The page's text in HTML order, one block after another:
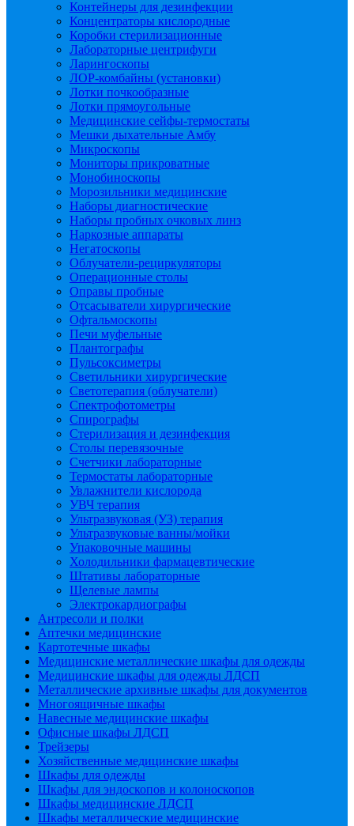
Контейнеры для дезинфекции
Концентраторы кислородные
Коробки стерилизационные
Лабораторные центрифуги
Ларингоскопы
ЛОР-комбайны (установки)
Лотки почкообразные
Лотки прямоугольные
Медицинские сейфы-термостаты
Мешки дыхательные Амбу
Микроскопы
Мониторы прикроватные
Монобиноскопы
Морозильники медицинские
Наборы диагностические
Наборы пробных очковых линз
Наркозные аппараты
Негатоскопы
Облучатели-рециркуляторы
Операционные столы
Оправы пробные
Отсасыватели хирургические
Офтальмоскопы
Печи муфельные
Плантографы
Пульсоксиметры
Светильники хирургические
Светотерапия (облучатели)
Спектрофотометры
Спирографы
Стерилизация и дезинфекция
Столы перевязочные
Счетчики лабораторные
Термостаты лабораторные
Увлажнители кислорода
УВЧ терапия
Ультразвуковая (УЗ) терапия
Ультразвуковые ванны/мойки
Упаковочные машины
Холодильники фармацевтические
Штативы лабораторные
Щелевые лампы
Электрокардиографы
Антресоли и полки
Аптечки медицинские
Картотечные шкафы
Медицинские металлические шкафы для одежды
Медицинские шкафы для одежды ЛДСП
Металлические архивные шкафы для документов
Многоящичные шкафы
Навесные медицинские шкафы
Офисные шкафы ЛДСП
Трейзеры
Хозяйственные медицинские шкафы
Шкафы для одежды
Шкафы для эндоскопов и колоноскопов
Шкафы медицинские ЛДСП
Шкафы металлические медицинские